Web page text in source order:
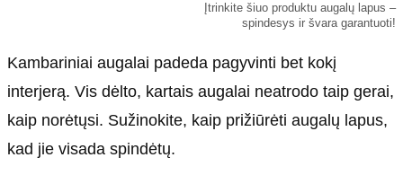
Įtrinkite šiuo produktu augalų lapus –
spindesys ir švara garantuoti!
Kambariniai augalai padeda pagyvinti bet kokį
interjerą. Vis dėlto, kartais augalai neatrodo taip gerai,
kaip norėtųsi. Sužinokite, kaip prižiūrėti augalų lapus,
kad jie visada spindėtų.